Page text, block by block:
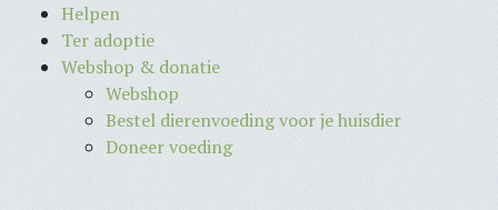
Helpen
Ter adoptie
Webshop & donatie
Webshop
Bestel dierenvoeding voor je huisdier
Doneer voeding